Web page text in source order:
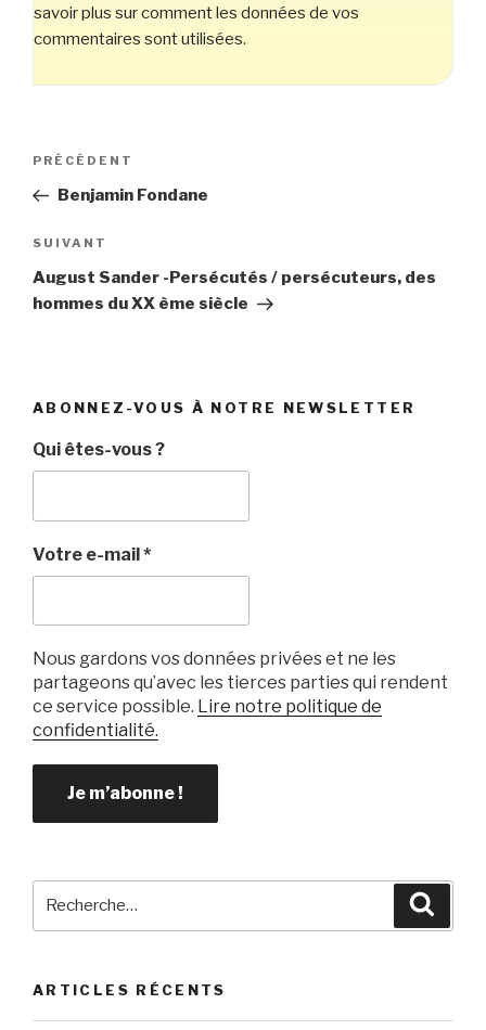
savoir plus sur comment les données de vos
commentaires sont utilisées.
Navigation
l’article
Article
précédent
PRÉCÉDENT
Benjamin Fondane
Article
suivant
SUIVANT
August Sander -Persécutés / persécuteurs, des
hommes du XX ème siècle
ABONNEZ-VOUS À NOTRE NEWSLETTER
Qui êtes-vous ?
Votre e-mail*
Nous gardons vos données privées et ne les
partageons qu’avec les tierces parties qui rendent
ce service possible. Lire notre politique de
confidentialité.
ARTICLES RÉCENTS